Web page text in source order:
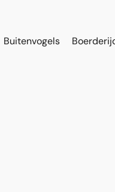
Buitenvogels